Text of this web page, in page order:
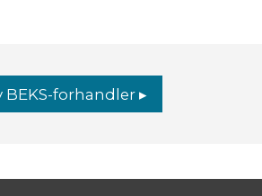
BEKS-forhandler ▸